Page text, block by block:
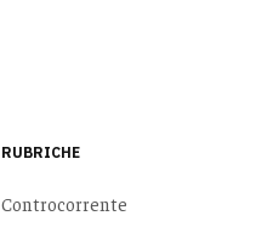
RUBRICHE
Controcorrente